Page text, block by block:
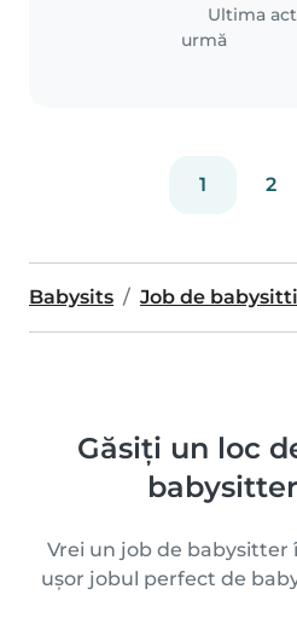
Ultima
urmă
1 2
Babysits Job de
Găsiți un loc
Vrei un job de babysitter
ușor jobul perfect de